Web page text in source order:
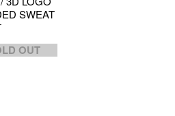
SWEAT
OUT